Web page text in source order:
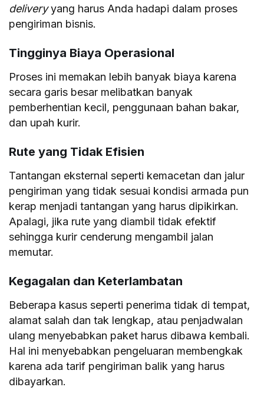
deliveryyang harus Anda hadapi dalam proses
pengiriman bisnis.
Tingginya Biaya Operasional
Proses ini memakan lebih banyak biaya karena
secara garis besar melibatkan banyak
pemberhentian kecil, penggunaan bahan bakar,
dan upah kurir.
Rute yang Tidak Efisien
Tantangan eksternal seperti kemacetan dan jalur
pengiriman yang tidak sesuai kondisi armada pun
kerap menjadi tantangan yang harus dipikirkan.
Apalagi, jika rute yang diambil tidak efektif
sehingga kurir cenderung mengambil jalan
memutar.
Kegagalan dan Keterlambatan
Beberapa kasus seperti penerima tidak di tempat,
alamat salah dan tak lengkap, atau penjadwalan
ulang menyebabkan paket harus dibawa kembali.
Hal ini menyebabkan pengeluaran membengkak
karena ada tarif pengiriman balik yang harus
dibayarkan.